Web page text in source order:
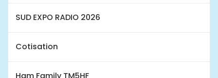
SUD EXPO RADIO 2026
Cotisation